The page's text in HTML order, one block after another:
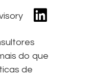
do que
de